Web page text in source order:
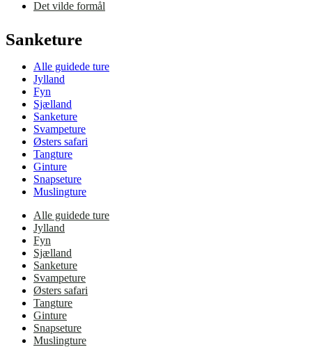
Det vilde formål
Sanketure
Alle guidede ture
Jylland
Fyn
Sjælland
Sanketure
Svampeture
Østers safari
Tangture
Ginture
Snapseture
Muslingture
Alle guidede ture
Jylland
Fyn
Sjælland
Sanketure
Svampeture
Østers safari
Tangture
Ginture
Snapseture
Muslingture